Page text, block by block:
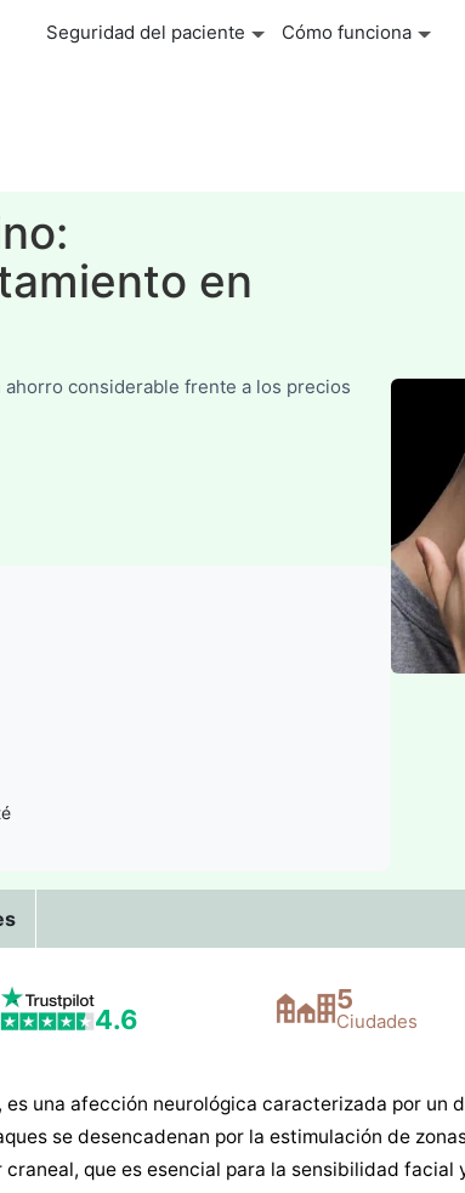
Seguridad del paciente Cómo funciona
en
considerable frente a los precios
4.6
5
Ciudades
una afección neurológica caracterizada por un
se desencadenan por la estimulación de
que es esencial para la sensibilidad facial